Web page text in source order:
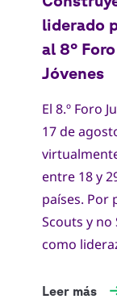
El 8.º Foro
17 de
entre 18 y
países. Por
Scouts y
como
Leer más